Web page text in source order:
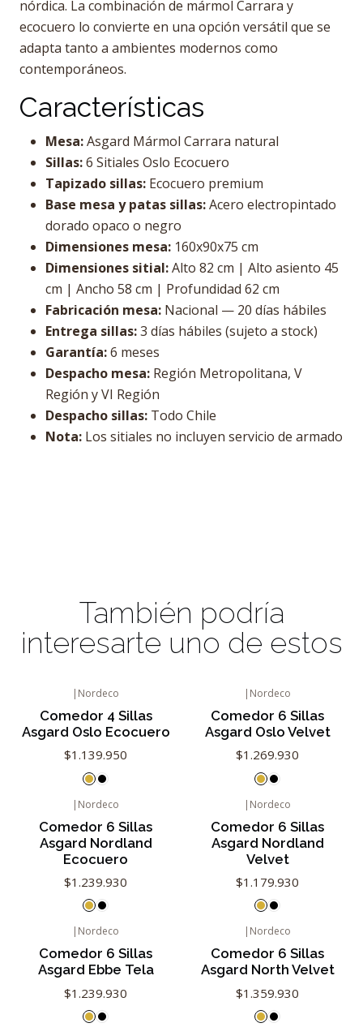
nórdica. La combinación de mármol Carrara y
ecocuero lo convierte en una opción versátil que se
adapta tanto a ambientes modernos como
contemporáneos.
Características
Mesa:Asgard Mármol Carrara natural
Sillas:6 Sitiales Oslo Ecocuero
Tapizado sillas: Ecocuero premium
Base mesa y patas sillas:Acero electropintado
dorado opaco o negro
Dimensiones mesa: 160x90x75 cm
Dimensiones sitial:Alto 82 cm | Alto asiento 45
cm | Ancho 58 cm | Profundidad 62 cm
Fabricación mesa: Nacional — 20 días hábiles
Entrega sillas:3 días hábiles (sujeto a stock)
Garantía:6 meses
Despacho mesa: Región Metropolitana, V
Región y VI Región
Despacho sillas: Todo Chile
Nota: Los sitiales no incluyen servicio de armado
También podría
interesarte uno de estos
| Nordeco
Comedor 4 Sillas
Asgard Oslo Ecocuero
$1.139.950
| Nordeco
Comedor 6 Sillas
Asgard Oslo Velvet
$1.269.930
| Nordeco
Comedor 6 Sillas
Asgard Nordland
Ecocuero
$1.239.930
| Nordeco
Comedor 6 Sillas
Asgard Nordland
Velvet
$1.179.930
| Nordeco
Comedor 6 Sillas
Asgard Ebbe Tela
$1.239.930
| Nordeco
Comedor 6 Sillas
Asgard North Velvet
$1.359.930